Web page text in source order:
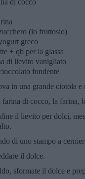
(io fruttosio)
greco
+ qb per la glassa
di lievito vanigliato
fondente
in una grande ciotola
farina di cocco, la farina,
il lievito per dolci,
di uno stampo a
il dolce.
sformate il dolce e